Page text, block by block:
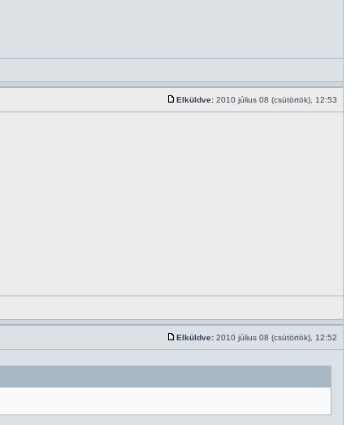
Elküldve: 2010 július 08 (csütörtök), 12:53
Elküldve: 2010 július 08 (csütörtök), 12:52